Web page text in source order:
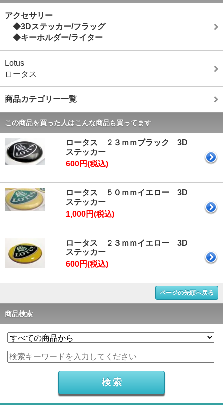
アクセサリー
◆3Dステッカー/フラッグ
◆キーホルダー/ライター
Lotus
ロータス
商品カテゴリー一覧
この商品を買った人はこんな商品も買ってます
ロータス ２３ｍｍブラック 3D
ステッカー
600円(税込)
ロータス ５０ｍｍイエロー 3D
ステッカー
1,000円(税込)
ロータス ２３ｍｍイエロー 3D
ステッカー
600円(税込)
ページの先頭へ戻る
商品検索